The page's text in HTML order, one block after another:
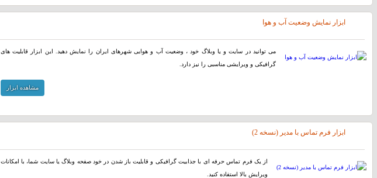
ابزار نمایش وضعیت آب و هوا
می توانید در سایت و یا وبلاگ خود ، وضعیت آب و هوایی شهرهای ایران را نمایش دهید. این ابزار قابلیت های
گرافیکی و ویرایشی مناسبی را نیز دارد.
مشاهده ابزار
ابزار فرم تماس با مدیر (نسخه 2)
از یک فرم تماس حرفه ای با جذابیت گرافیکی و قابلیت باز شدن در خود صفحه وبلاگ یا سایت شما، با امکانات
ویرایش بالا استفاده کنید.